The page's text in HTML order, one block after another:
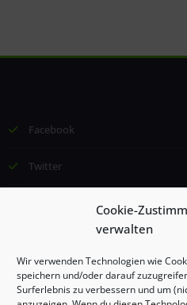
Cookie-
verwalten
Wir verwenden Technologien wie
speichern und/oder darauf
Surferlebnis zu verbessern und um
Facebook
Twitter
Borggrefe, Alle Rechte vorbehalten